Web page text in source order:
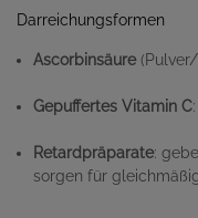
Darreichungsformen
Ascorbinsäure
Gepuffertes Vitamin C
Retardpräparate:
sorgen für